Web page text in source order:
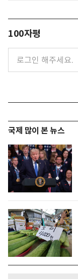
100자평
국제 많이 본 뉴스